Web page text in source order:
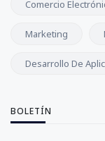
Comercio
Marketing
Desarrollo De
BOLETÍN